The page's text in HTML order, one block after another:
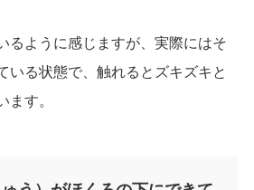
るように感じますが、実際にはそ
いる状態で、触れるとズキズキと
ます。